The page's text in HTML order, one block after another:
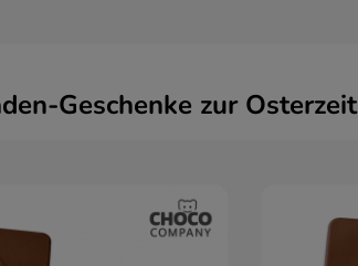
Geschenke zur Osterzeit